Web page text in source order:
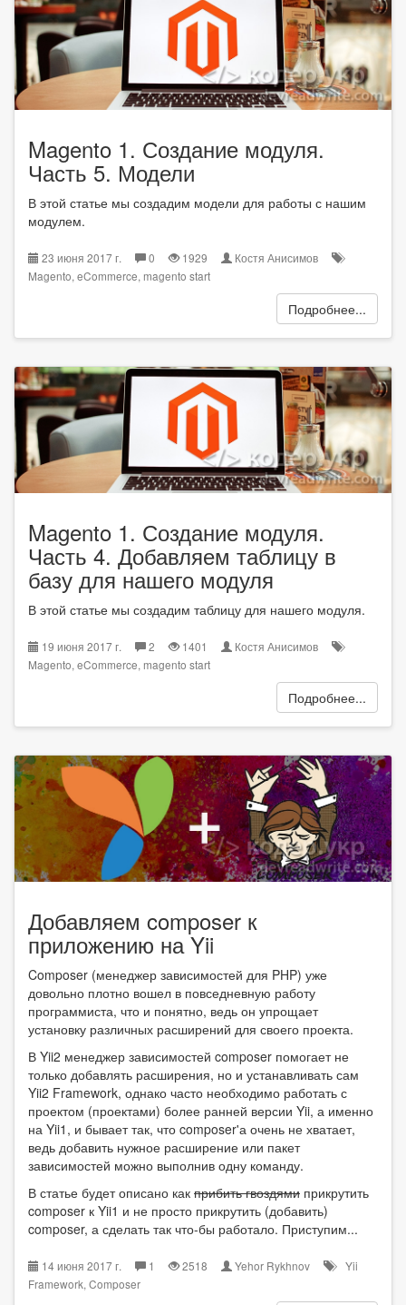
Magento 1. Создание модуля.
Часть 5. Модели
В этой статье мы создадим модели для работы с нашим
модулем.
23 июня 2017 г. 0 1929
Костя Анисимов
Magento, eCommerce, magento start
Подробнее...
Magento 1. Создание модуля.
Часть 4. Добавляем таблицу в
базу для нашего модуля
В этой статье мы создадим таблицу для нашего модуля.
19 июня 2017 г. 2 1401
Костя Анисимов
Magento, eCommerce, magento start
Подробнее...
Добавляем composer к
приложению на Yii
Composer (менеджер зависимостей для PHP) уже
довольно плотно вошел в повседневную работу
программиста, что и понятно, ведь он упрощает
установку различных расширений для своего проекта.
В Yii2 менеджер зависимостей composer помогает не
только добавлять расширения, но и устанавливать сам
Yii2 Framework, однако часто необходимо работать с
проектом (проектами) более ранней версии Yii, а именно
на Yii1, и бывает так, что composer'а очень не хватает,
ведь добавить нужное расширение или пакет
зависимостей можно выполнив одну команду.
В статье будет описано как прибить гвоздями прикрутить
composer к Yii1 и не просто прикрутить (добавить)
composer, а сделать так что-бы работало. Приступим...
14 июня 2017 г. 1 2518 Yehor Rykhnov
Yii
Framework, Composer